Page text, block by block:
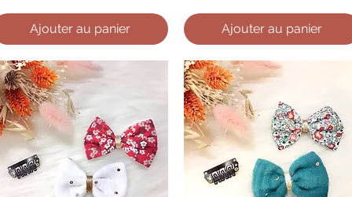
Ajouter au panier Ajouter au panier